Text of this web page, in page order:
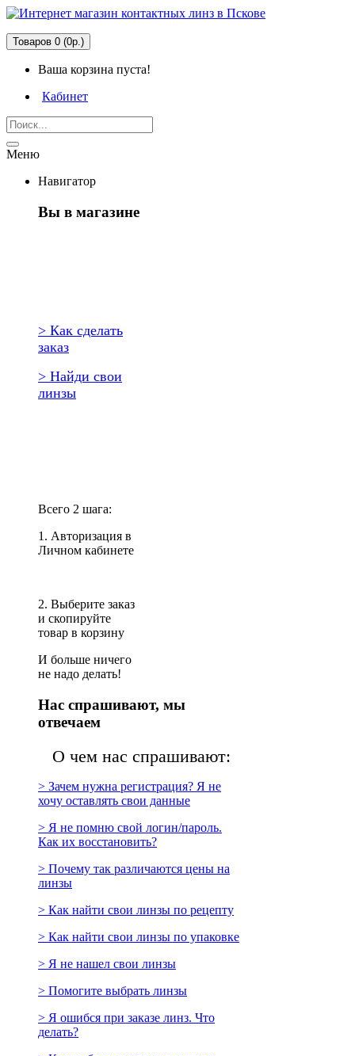
Товаров 0 (0р.)
Ваша корзина пуста!
Кабинет
Меню
Навигатор
Вы в магазине
> Как сделать
заказ
> Найди свои
линзы
Всего 2 шага:
1. Авторизация в
Личном кабинете
2. Выберите заказ
и скопируйте
товар в корзину
И больше ничего
не надо делать!
Нас спрашивают, мы
отвечаем
О чем нас спрашивают:
> Зачем нужна регистрация? Я не
хочу оставлять свои данные
> Я не помню свой логин/пароль.
Как их восстановить?
> Почему так различаются цены на
линзы
> Как найти свои линзы по рецепту
> Как найти свои линзы по упаковке
> Я не нашел свои линзы
> Помогите выбрать линзы
> Я ошибся при заказе линз. Что
делать?